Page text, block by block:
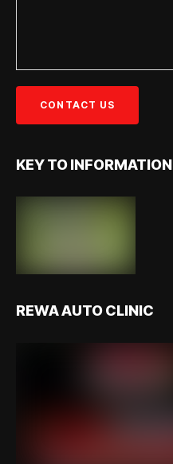
KEY TO INFORMATION
REWA AUTO CLINIC